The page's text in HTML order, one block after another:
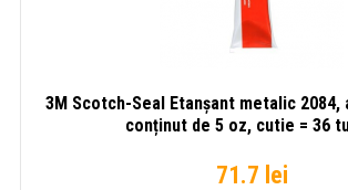
3M Scotch-Seal Etanșant metalic
conținut de 5 oz, cutie = 36
71.7 lei